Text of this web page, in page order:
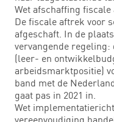
Wet afschaffing
De fiscale aftrek voor
afgeschaft. In de
vervangende
(leer- en
arbeidsmarktpositie)
band met de
gaat pas in 2021 in.
Wet
vereenvoudiging